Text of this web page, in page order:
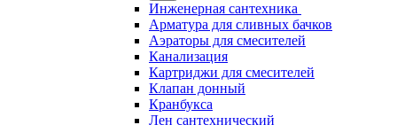
Инженерная сантехника
Арматура для сливных бачков
Аэраторы для смесителей
Канализация
Картриджи для смесителей
Клапан донный
Кранбукса
Лен сантехнический